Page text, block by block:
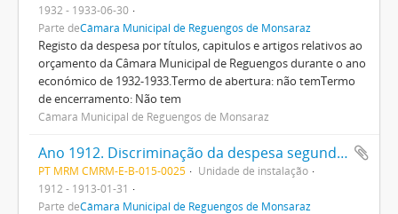
1932 - 1933-06-30
Parte deCâmara Municipal de Reguengos de Monsaraz
Registo da despesa por títulos, capitulos e artigos relativos ao
orçamento da Câmara Municipal de Reguengos durante o ano
económico de 1932-1933.Termo de abertura: não temTermo
de encerramento: Não tem
Câmara Municipal de Reguengos de Monsaraz
Ano 1912. Discriminação da despesa segundo os orçamentos deste ano
PT MRM CMRM-E-B-015-0025
Unidade de instalação
1912 - 1913-01-31
Parte deCâmara Municipal de Reguengos de Monsaraz